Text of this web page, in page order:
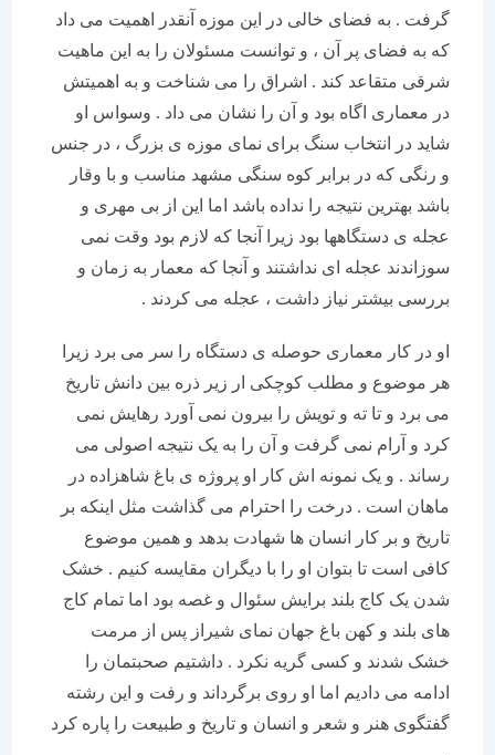
گرفت . به فضای خالی در این موزه آنقدر اهمیت می داد
که به فضای پر آن ، و توانست مسئولان را به این ماهیت
شرقی متقاعد کند . اشراق را می شناخت و به اهمیتش
در معماری اگاه بود و آن را نشان می داد . وسواس او
شاید در انتخاب سنگ برای نمای موزه ی بزرگ ، در جنس
و رنگی که در برابر کوه سنگی مشهد مناسب و با وقار
باشد بهترین نتیجه را نداده باشد اما این از بی مهری و
عجله ی دستگاهها بود زیرا آنجا که لازم بود وقت نمی
سوزاندند عجله ای نداشتند و آنجا که معمار به زمان و
بررسی بیشتر نیاز داشت ، عجله می کردند .
او در کار معماری حوصله ی دستگاه را سر می برد زیرا
هر موضوع و مطلب کوچکی ار زیر ذره بین دانش تاریخ
می برد و تا ته و تویش را بیرون نمی آورد رهایش نمی
کرد و آرام نمی گرفت و آن را به یک نتیجه اصولی می
رساند . و یک نمونه اش کار او پروژه ی باغ شاهزاده در
ماهان است . درخت را احترام می گذاشت مثل اینکه بر
تاریخ و بر کار انسان ها شهادت بدهد و همین موضوع
کافی است تا بتوان او را با دیگران مقایسه کنیم . خشک
شدن یک کاج بلند برایش سئوال و غصه بود اما تمام کاج
های بلند و کهن باغ جهان نمای شیراز پس از مرمت
خشک شدند و کسی گریه نکرد . داشتیم صحبتمان را
ادامه می دادیم اما او روی برگرداند و رفت و این رشته
گفتگوی هنر و شعر و انسان و تاریخ و طبیعت را پاره کرد